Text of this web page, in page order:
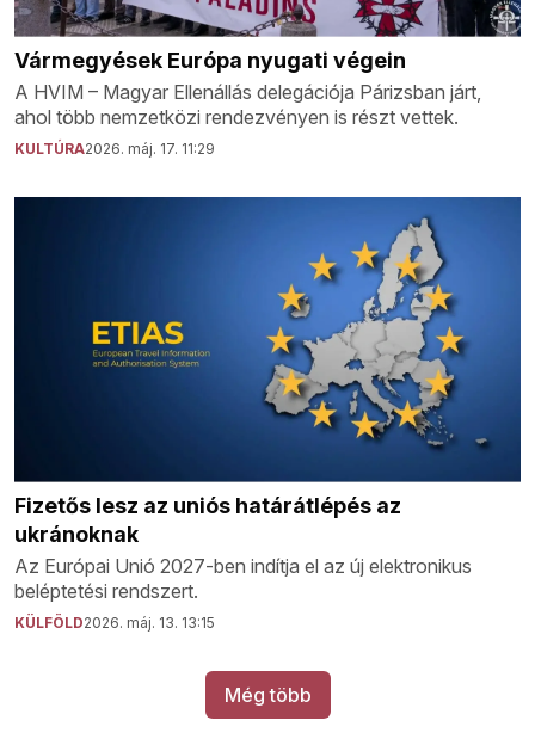
Vármegyések Európa nyugati végein
A HVIM – Magyar Ellenállás delegációja Párizsban járt,
ahol több nemzetközi rendezvényen is részt vettek.
KULTÚRA2026. máj. 17. 11:29
Fizetős lesz az uniós határátlépés az
ukránoknak
Az Európai Unió 2027-ben indítja el az új elektronikus
beléptetési rendszert.
KÜLFÖLD2026. máj. 13. 13:15
Még több